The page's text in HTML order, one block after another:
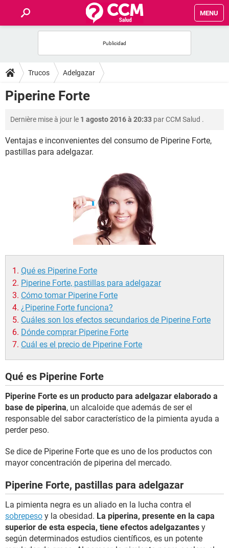
MENU
FORUMS
SALUD
FAMILIA
NUTRICIÓN
Trucos Adelgazar
Piperine Forte
Dernière mise à jour le 1 agosto 2016 à 20:33 parCCM Salud .
Ventajas e inconvenientes del consumo de Piperine Forte,
pastillas para adelgazar.
Qué es Piperine Forte
Piperine Forte, pastillas para adelgazar
Cómo tomar Piperine Forte
¿Piperine Forte funciona?
Cuáles son los efectos secundarios de Piperine Forte
Dónde comprar Piperine Forte
Cuál es el precio de Piperine Forte
Qué es Piperine Forte
Piperine Forte es un producto para adelgazar elaborado a
base de piperina, un alcaloide que además de ser el
responsable del sabor característico de la pimienta ayuda a
perder peso.
Se dice de Piperine Forte que es uno de los productos con
mayor concentración de piperina del mercado.
Piperine Forte, pastillas para adelgazar
La pimienta negra es un aliado en la lucha contra el
sobrepeso y la obesidad. La piperina, presente en la capa
superior de esta especia, tiene efectos adelgazantes y
según determinados estudios científicos, es un potente